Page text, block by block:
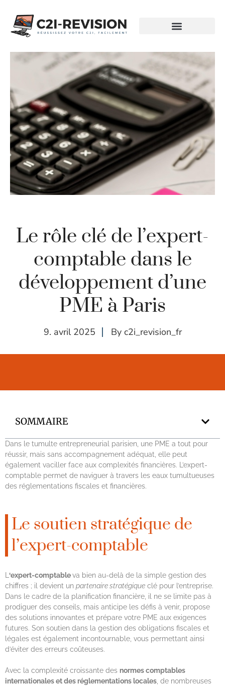
Le rôle clé de l’expert-
comptable dans le
développement d’une
PME à Paris
9. avril 2025 By c2i_revision_fr
SOMMAIRE
Dans le tumulte entrepreneurial parisien, une PME a tout pour
réussir, mais sans accompagnement adéquat, elle peut
également vaciller face aux complexités financières. L’expert-
comptable permet de naviguer à travers les eaux tumultueuses
des réglementations fiscales et financières.
Le soutien stratégique de
l’expert-comptable
‘expert-comptableva bien au-delà de la simple gestion des
chiffres ; il devient un partenaire stratégique clé pour l’entreprise.
Dans le cadre de la planification financière, il ne se limite pas à
prodiguer des conseils, mais anticipe les défis à venir, propose
des solutions innovantes et prépare votre PME aux exigences
futures. Son soutien dans la gestion des obligations fiscales et
légales est également incontournable, vous permettant ainsi
d’éviter des erreurs coûteuses.
Avec la complexité croissante des normes comptables
internationales et des réglementations locales , de nombreuses